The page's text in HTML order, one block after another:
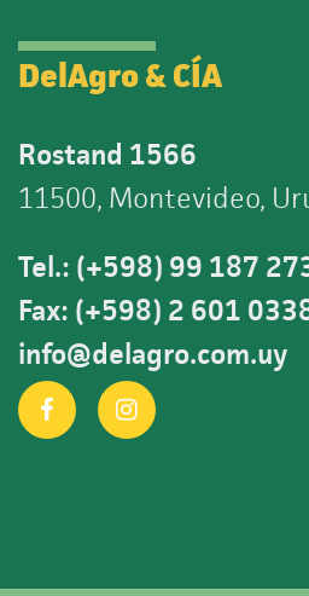
DelAgro & CÍA
Rostand 1566
11500, Montevideo,
Tel.: (+598) 99 187
Fax: (+598) 2 601
info@delagro.com.uy